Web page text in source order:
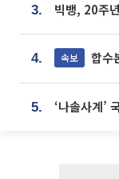
3.
4. 속보 합수본,
5.